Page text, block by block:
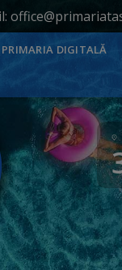
PRIMARIA DIGITALĂ